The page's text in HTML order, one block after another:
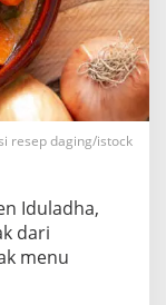
resep daging/istock
Iduladha,
dari
menu